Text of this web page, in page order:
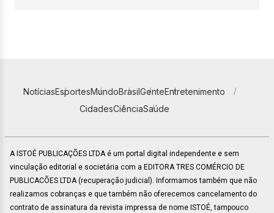
NotíciasEsportesMundoBrasilGenteEntretenimento
CidadesCiênciaSaúde
A ISTOÉ PUBLICAÇÕES LTDA é um portal digital independente e sem
vinculação editorial e societária com a EDITORA TRES COMÉRCIO DE
PUBLICACÕES LTDA (recuperação judicial). Informamos também que não
realizamos cobranças e que também não oferecemos cancelamento do
contrato de assinatura da revista impressa de nome ISTOÉ, tampouco